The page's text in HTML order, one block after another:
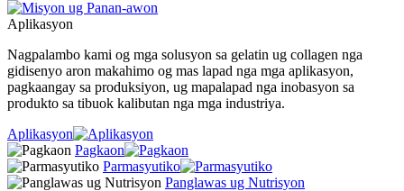
Aplikasyon
Nagpalambo kami og mga solusyon sa gelatin ug collagen nga
gidisenyo aron makahimo og mas lapad nga mga aplikasyon,
pagkaangay sa produksiyon, ug mapalapad nga inobasyon sa
produkto sa tibuok kalibutan nga mga industriya.
Aplikasyon
Pagkaon
Parmasyutiko
Panglawas ug Nutrisyon